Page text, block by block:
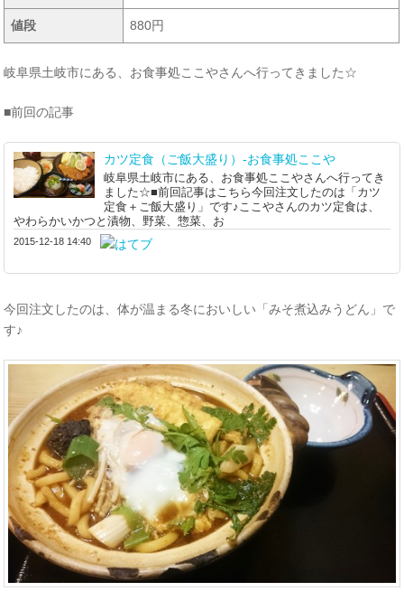
値段 880円
岐阜県土岐市にある、お食事処ここやさんへ行ってきました☆
■前回の記事
カツ定食（ご飯大盛り）-お食事処ここや
岐阜県土岐市にある、お食事処ここやさんへ行ってき
ました☆■前回記事はこちら今回注文したのは「カツ
定食＋ご飯大盛り」です♪ここやさんのカツ定食は、
やわらかいかつと漬物、野菜、惣菜、お
2015-12-18 14:40
今回注文したのは、体が温まる冬においしい「みそ煮込みうどん」で
す♪